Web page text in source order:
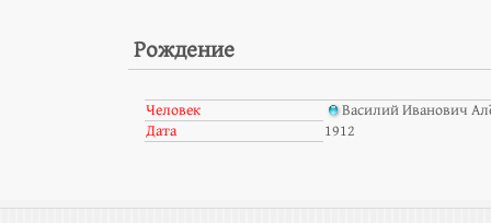
Рождение
Человек
Василий Иванович
Дата
1912